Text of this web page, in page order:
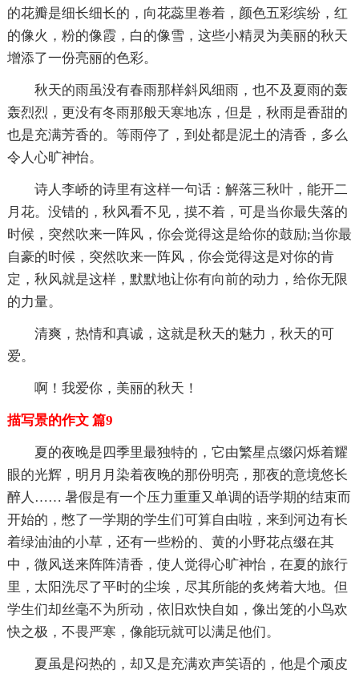
的花瓣是细长细长的，向花蕊里卷着，颜色五彩缤纷，红
的像火，粉的像霞，白的像雪，这些小精灵为美丽的秋天
增添了一份亮丽的色彩。
秋天的雨虽没有春雨那样斜风细雨，也不及夏雨的轰
轰烈烈，更没有冬雨那般天寒地冻，但是，秋雨是香甜的
也是充满芳香的。等雨停了，到处都是泥土的清香，多么
令人心旷神怡。
诗人李峤的诗里有这样一句话：解落三秋叶，能开二
月花。没错的，秋风看不见，摸不着，可是当你最失落的
时候，突然吹来一阵风，你会觉得这是给你的鼓励;当你最
自豪的时候，突然吹来一阵风，你会觉得这是对你的肯
定，秋风就是这样，默默地让你有向前的动力，给你无限
的力量。
清爽，热情和真诚，这就是秋天的魅力，秋天的可
爱。
啊！我爱你，美丽的秋天！
描写景的作文 篇9
夏的夜晚是四季里最独特的，它由繁星点缀闪烁着耀
眼的光辉，明月月染着夜晚的那份明亮，那夜的意境悠长
醉人…… 暑假是有一个压力重重又单调的语学期的结束而
开始的，憋了一学期的学生们可算自由啦，来到河边有长
着绿油油的小草，还有一些粉的、黄的小野花点缀在其
中，微风送来阵阵清香，使人觉得心旷神怡，在夏的旅行
里，太阳洗尽了平时的尘埃，尽其所能的炙烤着大地。但
学生们却丝毫不为所动，依旧欢快自如，像出笼的小鸟欢
快之极，不畏严寒，像能玩就可以满足他们。
夏虽是闷热的，却又是充满欢声笑语的，他是个顽皮